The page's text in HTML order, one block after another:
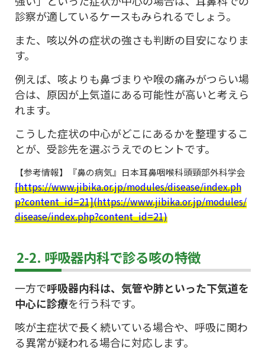
診察が適しているケースもみられるでしょう。
また、咳以外の症状の強さも判断の目安になりま
す。
例えば、咳よりも鼻づまりや喉の痛みがつらい場
合は、原因が上気道にある可能性が高いと考えら
れます。
こうした症状の中心がどこにあるかを整理するこ
とが、受診先を選ぶうえでのヒントです。
【参考情報】『鼻の病気』日本耳鼻咽喉科頭頸部外科学会
[https://www.jibika.or.jp/modules/disease/index.ph
p?content_id=21](https://www.jibika.or.jp/modules/
disease/index.php?content_id=21)
2-2. 呼吸器内科で診る咳の特徴
一方で呼吸器内科は、気管や肺といった下気道を
中心に診療を行う科です。
咳が主症状で長く続いている場合や、呼吸に関わ
る異常が疑われる場合に対応します。